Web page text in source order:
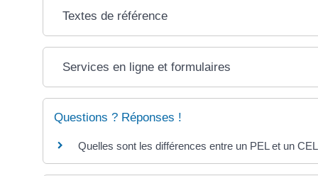
Textes de référence
Services en ligne et formulaires
Questions ? Réponses !
Quelles sont les différences entre un PEL et un